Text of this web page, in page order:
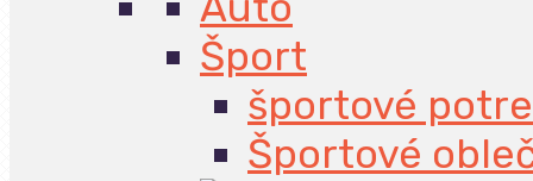
Šport
športové
Športové